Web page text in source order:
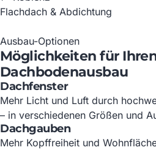
Flachdach & Abdichtung
Ausbau-Optionen
Möglichkeiten für
Dachbodenausbau
Dachfenster
Mehr Licht und Luft durch
– in verschiedenen Größen und
Dachgauben
Mehr Kopffreiheit und